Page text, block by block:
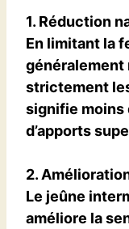
1. Réduction
En limitant la
généralement
strictement
signifie moins
d’apports
2.
Le jeûne
améliore la